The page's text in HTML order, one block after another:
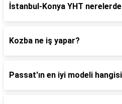
İstanbul-Konya YHT
Kozba ne iş yapar?
Passat'ın en iyi modeli